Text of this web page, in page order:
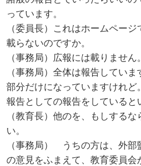
っています。
（委員長）これはホームペー
載らないのですか。
（事務局）広報には載りません。
（事務局）全体は報告してい
部分だけになっていますけれ
報告としての報告をしていると
（教育長）他のを、もしする
い。
（事務局） うちの方は、外部
の意見をふまえて、教育委員会